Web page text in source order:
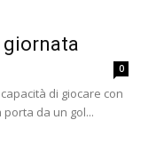
giornata
0
di giocare con
da un gol...